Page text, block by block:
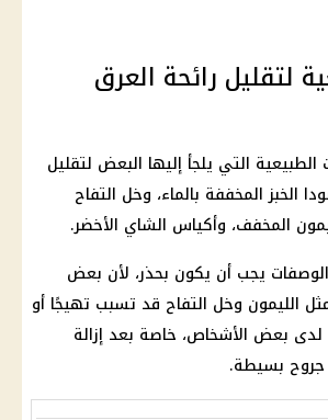
لتقليل رائحة العرق
التي يلجأ إليها البعض لتقليل
الخبز المخففة بالماء، وخل التفاح
المخفف، وأكياس الشاي الأخضر.
يجب أن يكون بحذر، لأن بعض
الليمون وخل التفاح قد تسبب تهيجًا أو
لدى بعض الأشخاص، خاصة بعد إزالة
جروح بسيطة.